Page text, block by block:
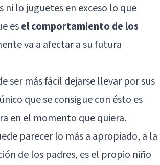
ni lo juguetes en exceso lo que
esel comportamiento de los
va a afectar a su futura
ser más fácil dejarse llevar por sus
que se consigue con ésto es
en el momento que quiera.
parecer lo más a apropiado, a la
de los padres, es el propio niño